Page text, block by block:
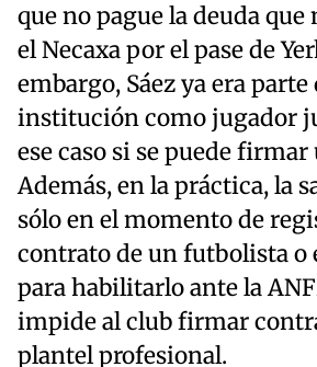
que no pague la deuda
el Necaxa por el pase de
embargo, Sáez ya era parte
institución como jugador
ese caso si se puede
Además, en la práctica, la
sólo en el momento de
contrato de un futbolista o
para habilitarlo ante la
impide al club firmar
plantel profesional.